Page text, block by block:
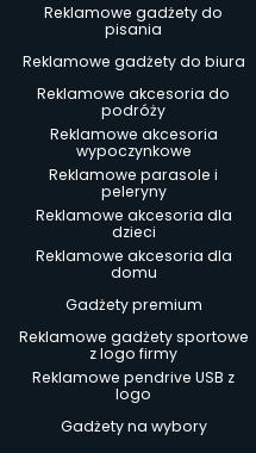
Reklamowe gadżety do
pisania
Reklamowe gadżety do biura
Reklamowe akcesoria do
podróży
Reklamowe akcesoria
wypoczynkowe
Reklamowe parasole i
peleryny
Reklamowe akcesoria dla
dzieci
Reklamowe akcesoria dla
domu
Gadżety premium
Reklamowe gadżety sportowe
z logo firmy
Reklamowe pendrive USB z
logo
Gadżety na wybory